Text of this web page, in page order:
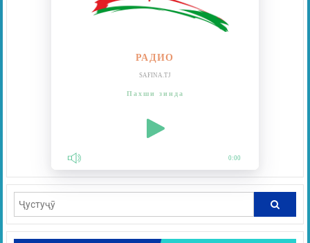
РАДИО
SAFINA.TJ
Пахши зинда
0:00